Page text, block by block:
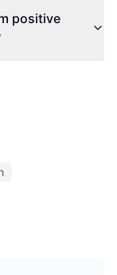
positive